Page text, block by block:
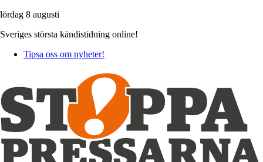
lördag 8 augusti
Sveriges största kändistidning online!
Tipsa oss om nyheter!